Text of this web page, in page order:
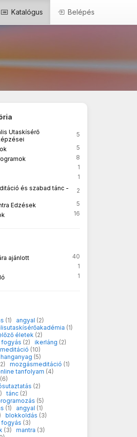
Katalógus Belépés
Utaskísérő
5
5
8
1
1
és szabad tánc -
2
Edzések
5
16
ajánlott
40
1
1
(1) angyal (2)
(1)
életek (2)
fogyás (2) ikerláng (2)
meditáció (10)
(5)
mozgásmeditáció (1)
tanfolyam (4)
(6)
(2)
tánc (2)
(5)
(1) angyal (1)
blokkoldás (3)
fogyás (3)
(3) mantra (3)